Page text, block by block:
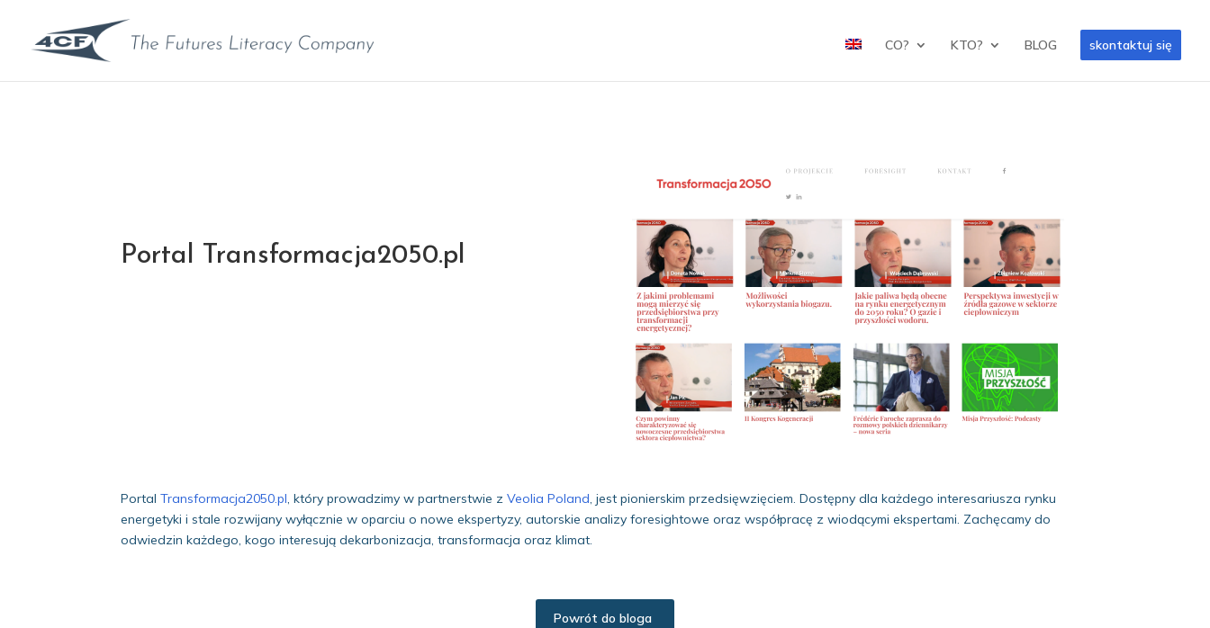
CO? KTO? BLOG skontaktuj się
Portal Transformacja2050.pl
PortalTransformacja2050.pl, który prowadzimy w partnerstwie zVeolia Poland, jest pionierskim przedsięwzięciem. Dostępny dla każdego interesariusza rynku
energetyki i stale rozwijany wyłącznie w oparciu o nowe ekspertyzy, autorskie analizy foresightowe oraz współpracę z wiodącymi ekspertami. Zachęcamy do
odwiedzin każdego, kogo interesują dekarbonizacja, transformacja oraz klimat.
Powrót do bloga